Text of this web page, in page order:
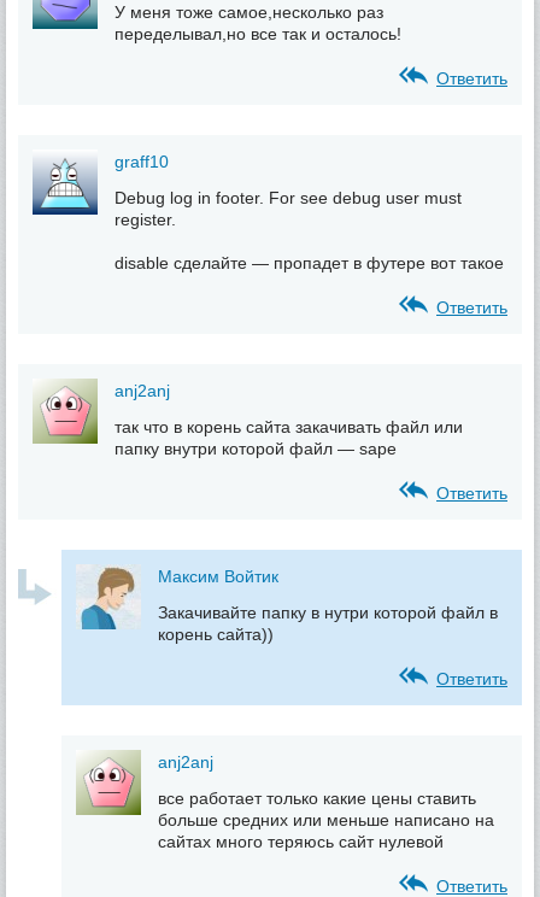
У меня тоже самое,несколько раз
переделывал,но все так и осталось!
Ответить
graff10
Debug log in footer. For see debug user must
register.
disable сделайте — пропадет в футере вот такое
Ответить
anj2anj
так что в корень сайта закачивать файл или
папку внутри которой файл — sape
Ответить
Максим Войтик
Закачивайте папку в нутри которой файл в
корень сайта))
Ответить
anj2anj
все работает только какие цены ставить
больше средних или меньше написано на
сайтах много теряюсь сайт нулевой
Ответить